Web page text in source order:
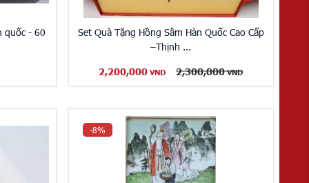
quốc - 60
Set Quà Tặng Hồng Sâm Hàn Quốc Cao Cấp
–Thịnh ...
2,200,000 VND 2,300,000 VND
-8%